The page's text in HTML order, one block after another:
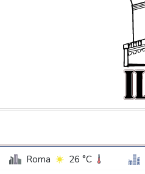
Roma 26 °C